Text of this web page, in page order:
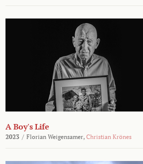
A Boy's Life
2023 / Florian Weigensamer, Christian Krönes